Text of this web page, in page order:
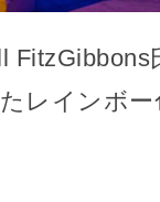
レインボ